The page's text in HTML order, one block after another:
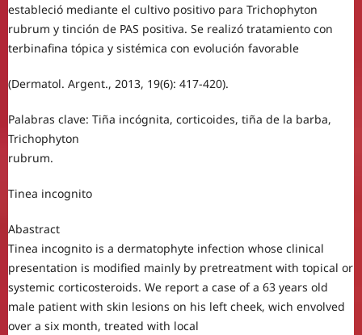
estableció mediante el cultivo positivo para Trichophyton
rubrum y tinción de PAS positiva. Se realizó tratamiento con
terbinafina tópica y sistémica con evolución favorable
(Dermatol. Argent., 2013, 19(6): 417-420).
Palabras clave: Tiña incógnita, corticoides, tiña de la barba,
Trichophyton
rubrum.
Tinea incognito
Abastract
Tinea incognito is a dermatophyte infection whose clinical
presentation is modified mainly by pretreatment with topical or
systemic corticosteroids. We report a case of a 63 years old
male patient with skin lesions on his left cheek, wich envolved
over a six month, treated with local